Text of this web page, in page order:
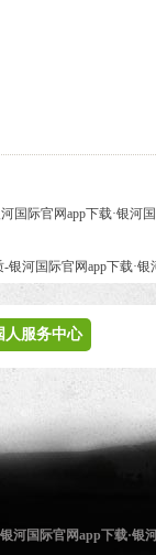
国际官网app下载·银河
河国际官网app下载·
人服务中心
银河国际官网app下载·银